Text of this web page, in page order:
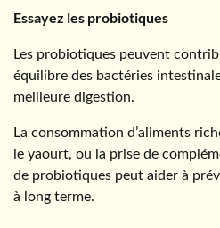
Essayez les probiotiques
Les probiotiques peuvent
équilibre des bactéries
meilleure digestion.
La consommation d’aliments
le yaourt, ou la prise de
de probiotiques peut aider à
à long terme.